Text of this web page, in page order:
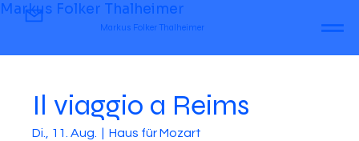
Markus Folker Thalheimer
Markus Folker Thalheimer
Il viaggio a Reims
Di., 11. Aug. Haus für Mozart